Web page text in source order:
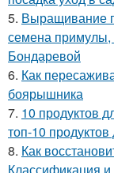
5. Выращивание
семена примулы,
Бондаревой
6. Как
боярышника
7. 10 продуктов
топ-10
8. Как